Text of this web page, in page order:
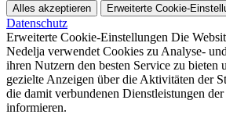
Alles akzeptieren Erweiterte Cookie-
Datenschutz
Erweiterte Cookie-Einstellungen Die
Nedelja verwendet Cookies zu Analyse-
ihren Nutzern den besten Service zu bieten
gezielte Anzeigen über die Aktivitäten der
die damit verbundenen Dienstleistungen
informieren.